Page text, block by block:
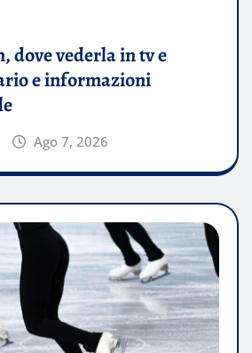
dove vederla in tv e
e informazioni
Ago 7, 2026